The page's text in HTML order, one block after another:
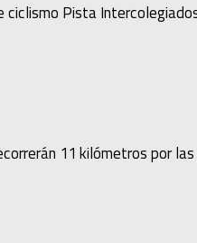
Pista
11 kilómetros por